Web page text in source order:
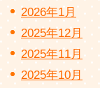
2026年1月
2025年12月
2025年11月
2025年10月